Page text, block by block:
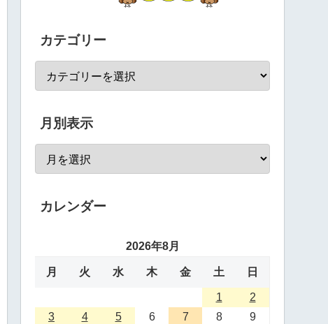
カテゴリー
月別表示
カレンダー
2026年8月
月 火 水 木 金 土 日
1
2
3
4 5 6 7 8
9